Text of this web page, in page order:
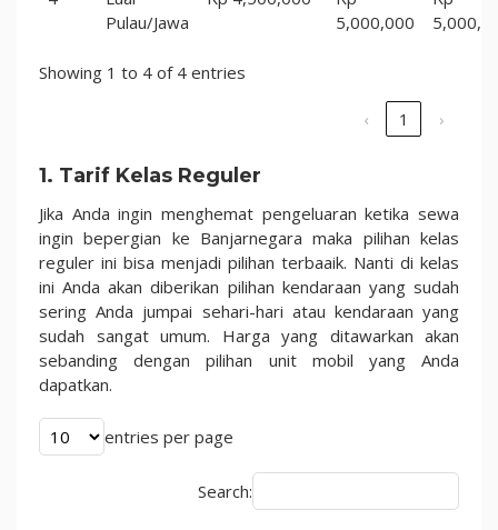
Pulau/Jawa
5,000,000
Showing 1 to 4 of 4 entries
‹ 1 ›
1. Tarif Kelas Reguler
Jika Anda ingin menghemat pengeluaran ketika sewa
ingin bepergian ke Banjarnegara maka pilihan kelas
reguler ini bisa menjadi pilihan terbaaik. Nanti di kelas
ini Anda akan diberikan pilihan kendaraan yang sudah
sering Anda jumpai sehari-hari atau kendaraan yang
sudah sangat umum. Harga yang ditawarkan akan
sebanding dengan pilihan unit mobil yang Anda
dapatkan.
entries per page
Search: